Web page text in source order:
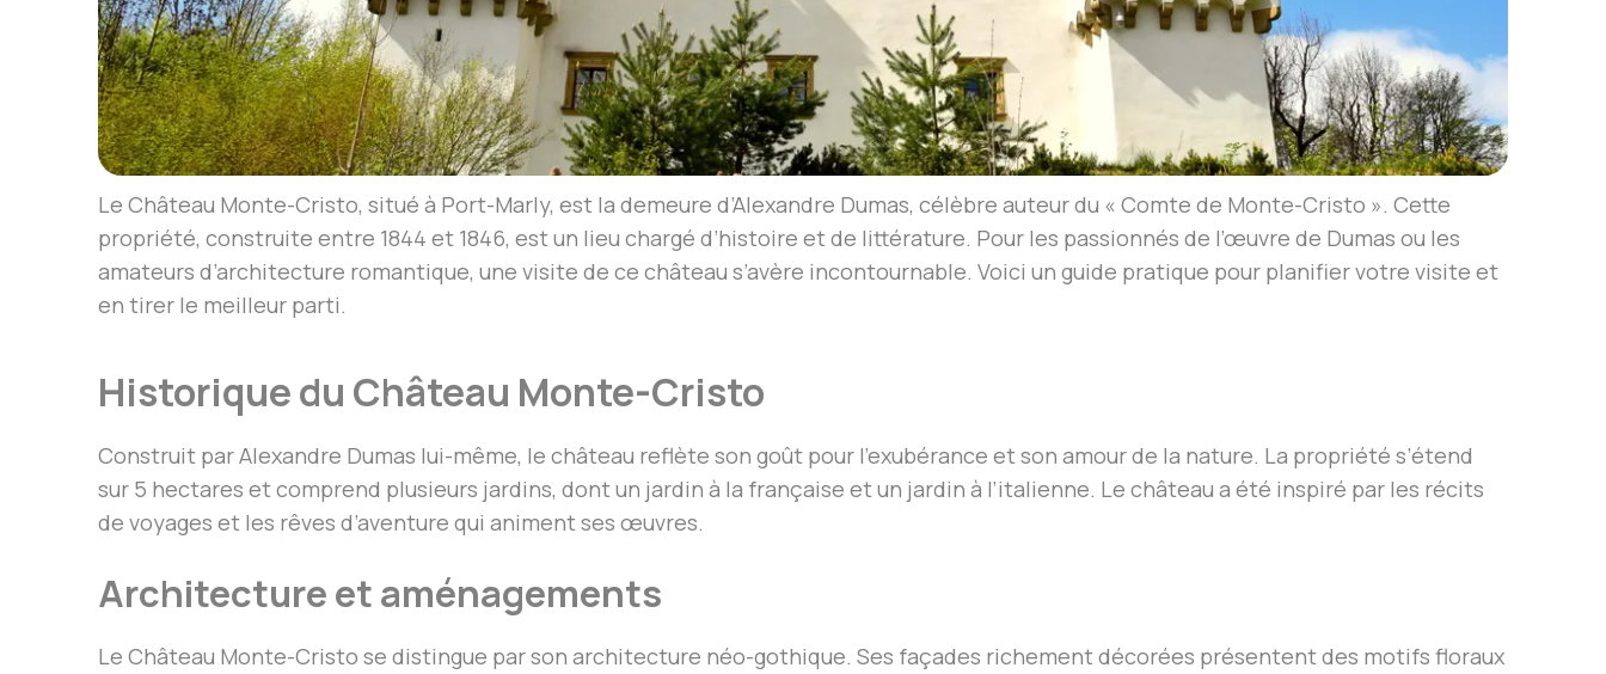
Le Château Monte-Cristo, situé à Port-Marly, est la demeure d’Alexandre Dumas, célèbre auteur du « Comte de Monte-Cristo ». Cette
propriété, construite entre 1844 et 1846, est un lieu chargé d’histoire et de littérature. Pour les passionnés de l’œuvre de Dumas ou les
amateurs d’architecture romantique, une visite de ce château s’avère incontournable. Voici un guide pratique pour planifier votre visite et
en tirer le meilleur parti.
Historique du Château Monte-Cristo
Construit par Alexandre Dumas lui-même, le château reflète son goût pour l’exubérance et son amour de la nature. La propriété s’étend
sur 5 hectares et comprend plusieurs jardins, dont un jardin à la française et un jardin à l’italienne. Le château a été inspiré par les récits
de voyages et les rêves d’aventure qui animent ses œuvres.
Architecture et aménagements
Le Château Monte-Cristo se distingue par son architecture néo-gothique. Ses façades richement décorées présentent des motifs floraux